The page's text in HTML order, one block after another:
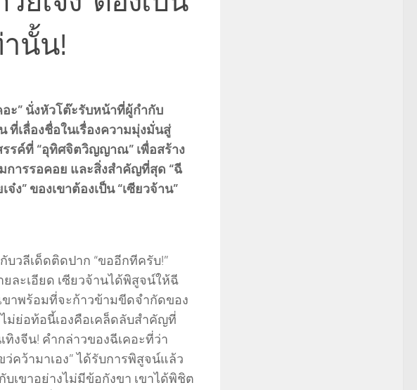
านั้น!
ะ” นั่งหัวโต๊ะรับหน้าที่ผู้กำกับ
เลื่องชื่อในเรื่องความมุ่งมั่นสู่
รรค์ที่ “อุทิศจิตวิญญาณ” เพื่อสร้าง
การรอคอย และสิ่งสำคัญที่สุด “ฉี
ง” ของเขาต้องเป็น “เซียวจ้าน”
วลีเด็ดติดปาก “ขออีกทีครับ!”
ละเอียด เซียวจ้านได้พิสูจน์ให้ฉี
าพร้อมที่จะก้าวข้ามขีดจำกัดของ
ม่ย่อท้อนี้เองคือเคล็ดลับสำคัญที่
งจีน! คำกล่าวของฉีเคอะที่ว่า
คว้ามาเอง” ได้รับการพิสูจน์แล้ว
บเขาอย่างไม่มีข้อกังขา เขาได้พิชิต